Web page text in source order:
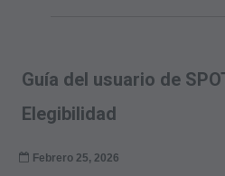
Guía del usuario de
Elegibilidad
Febrero 25, 2026